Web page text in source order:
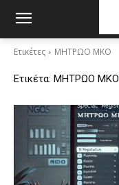
Ετικέτες ΜΗΤΡΩΟ ΜΚΟ
Ετικέτα: ΜΗΤΡΩΟ ΜΚΟ